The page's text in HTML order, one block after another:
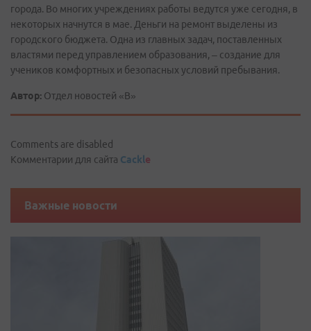
города. Во многих учреждениях работы ведутся уже сегодня, в
некоторых начнутся в мае. Деньги на ремонт выделены из
городского бюджета. Одна из главных задач, поставленных
властями перед управлением образования, – создание для
учеников комфортных и безопасных условий пребывания.
Автор: Отдел новостей «В»
Comments are disabled
Комментарии для сайта Cackle
Важные новости